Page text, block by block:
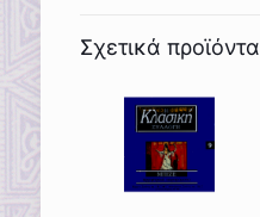
Σχετικά προϊόντα